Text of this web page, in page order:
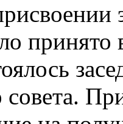
принято
совета.